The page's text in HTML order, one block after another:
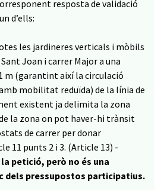
resposta de validació
d’ells:
les jardineres verticals i mòbils
Joan i carrer Major a una
m (garantint així la circulació
mobilitat reduïda) de la línia de
existent ja delimita la zona
la zona on pot haver-hi trànsit
de carrer per donar
11 punts 2 i 3. (Article 13) -
petició, però no és una
dels pressupostos participatius.